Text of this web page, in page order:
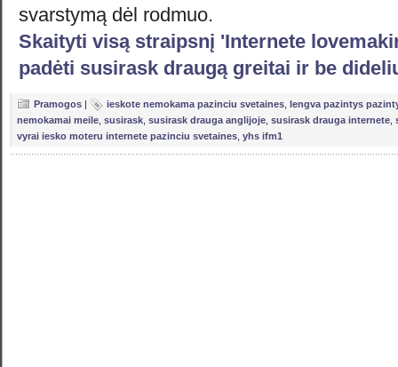
svarstymą dėl rodmuo.
Skaityti visą straipsnį 'Internete
padėti susirask draugą greitai ir be
Pramogos | ieskote nemokama pazinciu svetaines lengva pazintys
nemokamai meile susirask susirask drauga anglijoje susirask drauga internete
vyrai iesko moteru internete pazinciu svetaines yhs ifm1